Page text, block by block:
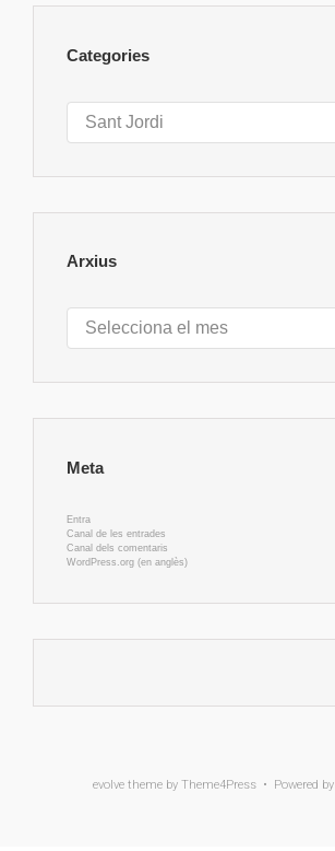
Categories
Categories
Arxius
Arxius
Meta
Entra
Canal de les entrades
Canal dels comentaris
WordPress.org (en anglès)
evolve theme by Theme4Press • Powered by